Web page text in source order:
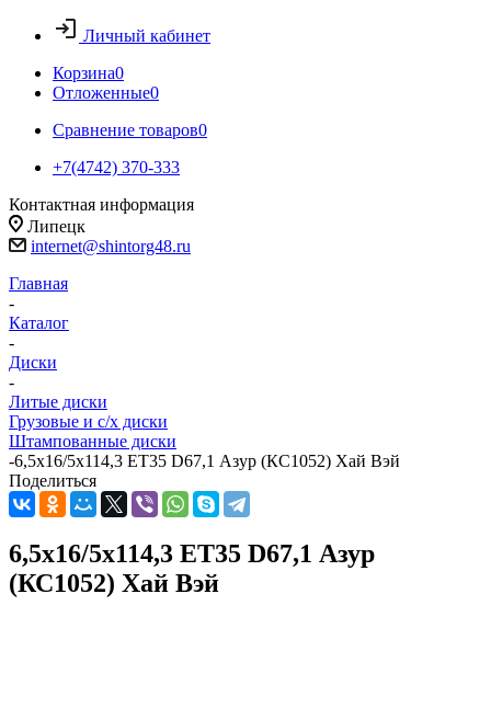
Личный кабинет
Корзина0
Отложенные0
Сравнение товаров0
+7(4742) 370-333
Контактная информация
Липецк
internet@shintorg48.ru
Главная
-
Каталог
-
Диски
-
Литые диски
Грузовые и с/х диски
Штампованные диски
-6,5x16/5x114,3 ET35 D67,1 Азур (КС1052) Хай Вэй
Поделиться
6,5x16/5x114,3 ET35 D67,1 Азур
(КС1052) Хай Вэй